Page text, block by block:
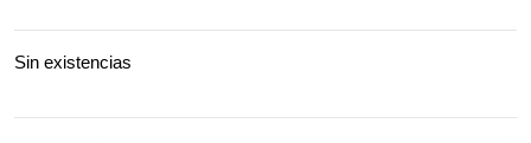
Sin existencias